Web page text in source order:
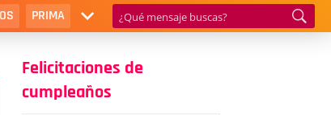
PRIMA
Felicitaciones de
cumpleaños